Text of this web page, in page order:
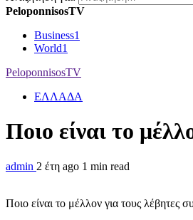
PeloponnisosTV
Business1
World1
PeloponnisosTV
ΕΛΛΑΔΑ
Ποιο είναι το
admin 2 έτη ago 1 min read
Ποιο είναι το μέλλον για τους λέβητες